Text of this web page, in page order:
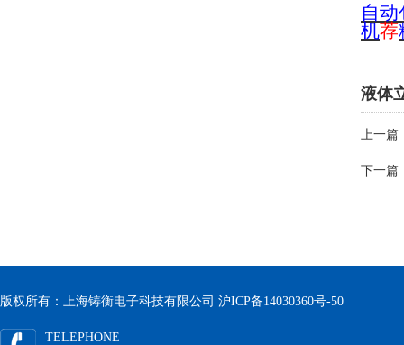
自动
机荐
液体
上一篇
下一篇
版权所有：上海铸衡电子科技有限公司 沪ICP备14030360号-50
TELEPHONE